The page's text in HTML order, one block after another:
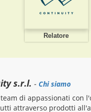
Relatore
s.r.l. - Chi siamo
di appassionati con
attraverso prodotti